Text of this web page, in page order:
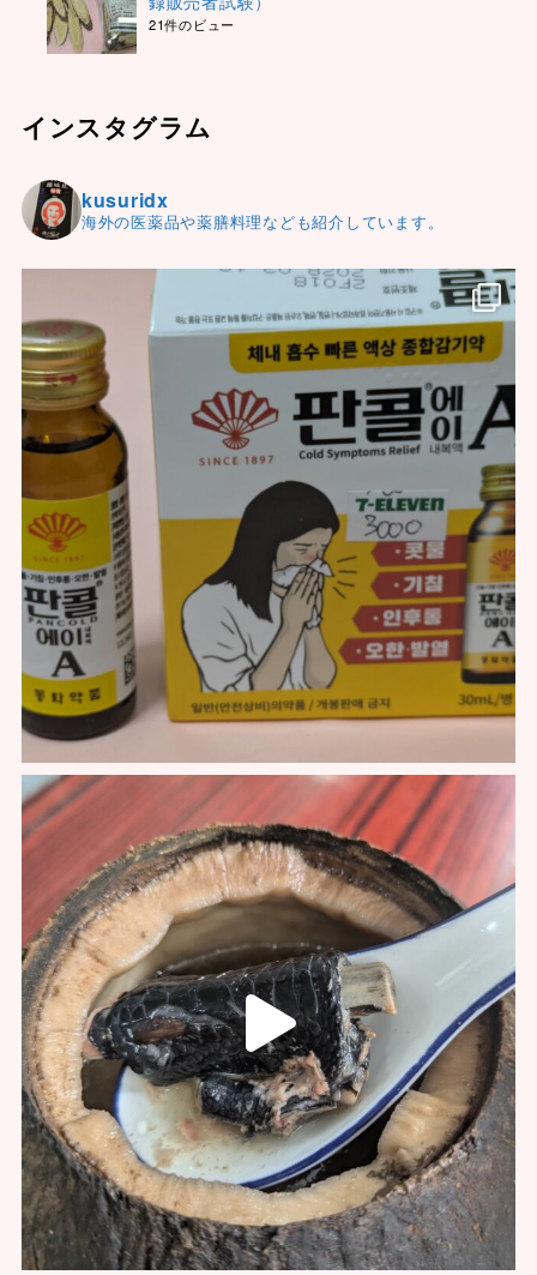
21件のビュー
インスタグラム
kusuridx
海外の医薬品や薬膳料理なども紹介しています。